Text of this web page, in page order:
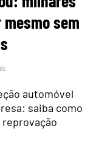
sem
automóvel
saiba como